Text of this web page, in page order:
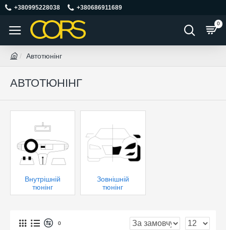
+380995228038 +380686911689
0
Автотюнінг
АВТОТЮНІНГ
Внутрішній
тюнінг
Зовнішній
тюнінг
0